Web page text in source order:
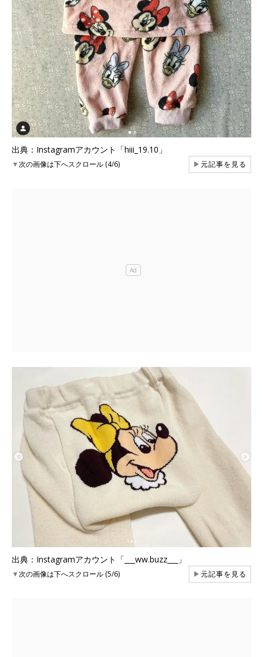
出典：Instagramアカウント「hiii_19.10」
▼次の画像は下へスクロール (4/6) ▶元記事を見る
出典：Instagramアカウント「___ww.buzz___」
▼次の画像は下へスクロール (5/6) ▶元記事を見る